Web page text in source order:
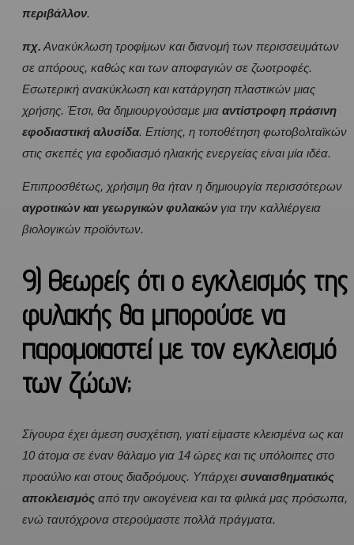
περιβάλλον.
πχ. Ανακύκλωση τροφίμων και διανομή των περισσευμάτων
σε απόρους, καθώς και των αποφαγιών σε ζωοτροφές.
Εσωτερική ανακύκλωση και κατάργηση πλαστικών μιας
χρήσης. Έτσι, θα δημιουργούσαμε μια αντίστροφη πράσινη
εφοδιαστική αλυσίδα. Επίσης, η τοποθέτηση φωτοβολταϊκών
στις σκεπές για εφοδιασμό ηλιακής ενεργείας είναι μία ιδέα.
Επιπροσθέτως, χρήσιμη θα ήταν η δημιουργία περισσότερων
αγροτικών και γεωργικών φυλακών για την καλλιέργεια
βιολογικών προϊόντων.
9) Θεωρείς ότι ο εγκλεισμός της
φυλακής θα μπορούσε να
παρομοιαστεί με τον εγκλεισμό
των ζώων;
Σίγουρα έχει άμεση συσχέτιση, γιατί είμαστε κλεισμένα ως και
10 άτομα σε έναν θάλαμο για 14 ώρες και τις υπόλοιπες στο
προαύλιο και στους διαδρόμους. Υπάρχει συναισθηματικός
αποκλεισμός από την οικογένεια και τα φιλικά μας πρόσωπα,
ενώ ταυτόχρονα στερούμαστε πολλά πράγματα.